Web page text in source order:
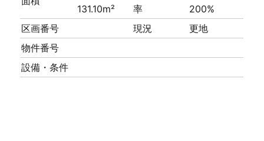
131.10m² 率
200%
区画番号
現況
更地
物件番号
設備・条件